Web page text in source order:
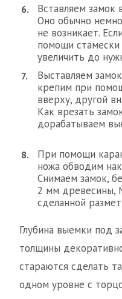
Вставляем замок
Оно обычно
не возникает.
помощи
увеличить до
Выставляем
крепим при
вверху, другой
Как врезать
дорабатываем
При помощи
ножа обводим
Снимаем замок,
2 мм древесины,
сделанной
Глубина выемки под
толщины
стараются сделать
одном уровне с